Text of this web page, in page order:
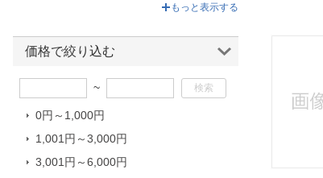
サンスター文具｜sun-star
グ｜Sony Music Marketing
｜Bandai Namco Filmworks
ブシロード｜bushiroad
ブシロード｜BUSHIROAD
もっと表示する
価格で絞り込む
~
0円～1,000円
1,001円～3,000円
3,001円～6,000円